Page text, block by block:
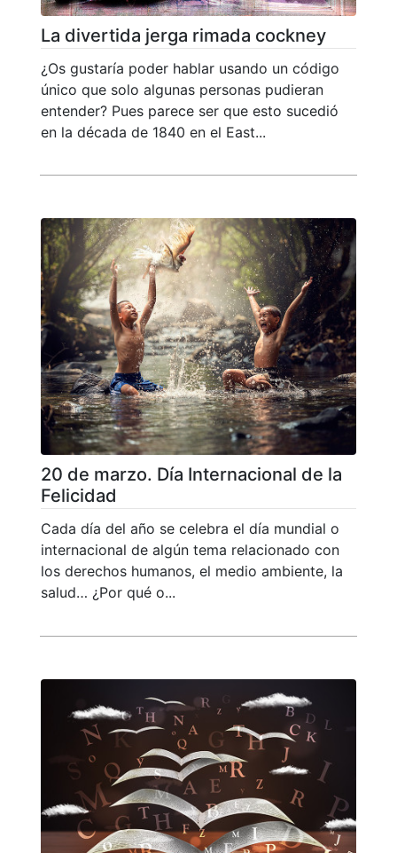
La divertida jerga rimada cockney
¿Os gustaría poder hablar usando un código
único que solo algunas personas pudieran
entender? Pues parece ser que esto sucedió
en la década de 1840 en el East...
20 de marzo. Día Internacional de la
Felicidad
Cada día del año se celebra el día mundial o
internacional de algún tema relacionado con
los derechos humanos, el medio ambiente, la
salud… ¿Por qué o...